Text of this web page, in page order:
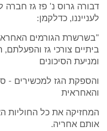
לענייננו, כדלקמן:
"בשרשרת הגורמים
ביתיים צורכי גז
ומניעת הסיכונים
והספקת הגז למכשירים -
והאחראית
המחזיקה את כל החוליות
אותם אחריה.